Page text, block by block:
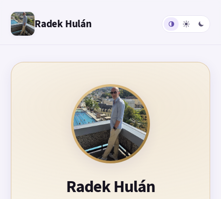
Radek Hulán
Radek Hulán